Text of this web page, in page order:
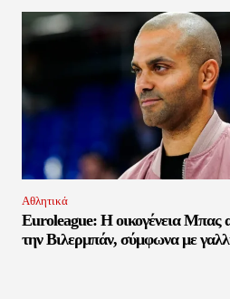
Αθλητικά
Euroleague: Η οικογένεια Μπας
την Βιλερμπάν, σύμφωνα με